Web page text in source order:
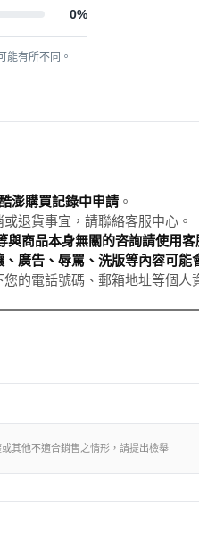
0%
能有所不同。
澎購買記錄中申請 。
退貨事宜，請聯絡客服中心。
與商品本身無關的咨詢請使用
、廣告、辱罵、洗版等內容可
的電話號碼、郵箱地址等個人
其他不適合銷售之情形，請提出檢舉